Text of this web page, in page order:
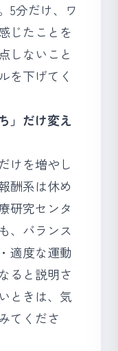
5分だけ、ワ
じたことを
しないこと
を下げてく
」だけ変え
けを増やし
酬系は休め
研究センタ
、バランス
適度な運動
ると説明さ
ときは、気
てくださ